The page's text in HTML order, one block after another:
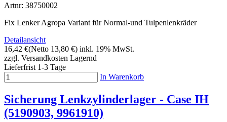
Artnr: 38750002
Fix Lenker Agropa Variant für Normal-und Tulpenlenkräder
Detailansicht
16,42 €(Netto 13,80 €) inkl. 19% MwSt.
zzgl. Versandkosten Lagernd
Lieferfrist 1-3 Tage
In Warenkorb
Sicherung Lenkzylinderlager - Case IH
(5190903, 9961910)